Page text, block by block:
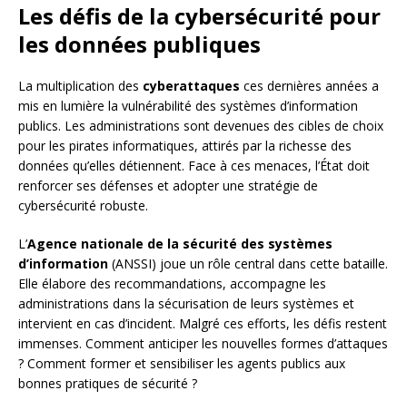
Les défis de la cybersécurité pour
les données publiques
La multiplication des cyberattaques ces dernières années a
mis en lumière la vulnérabilité des systèmes d’information
publics. Les administrations sont devenues des cibles de choix
pour les pirates informatiques, attirés par la richesse des
données qu’elles détiennent. Face à ces menaces, l’État doit
renforcer ses défenses et adopter une stratégie de
cybersécurité robuste.
L’Agence nationale de la sécurité des systèmes
d’information (ANSSI) joue un rôle central dans cette bataille.
Elle élabore des recommandations, accompagne les
administrations dans la sécurisation de leurs systèmes et
intervient en cas d’incident. Malgré ces efforts, les défis restent
immenses. Comment anticiper les nouvelles formes d’attaques
? Comment former et sensibiliser les agents publics aux
bonnes pratiques de sécurité ?